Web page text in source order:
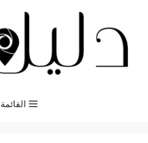
المحتوى
القائمة